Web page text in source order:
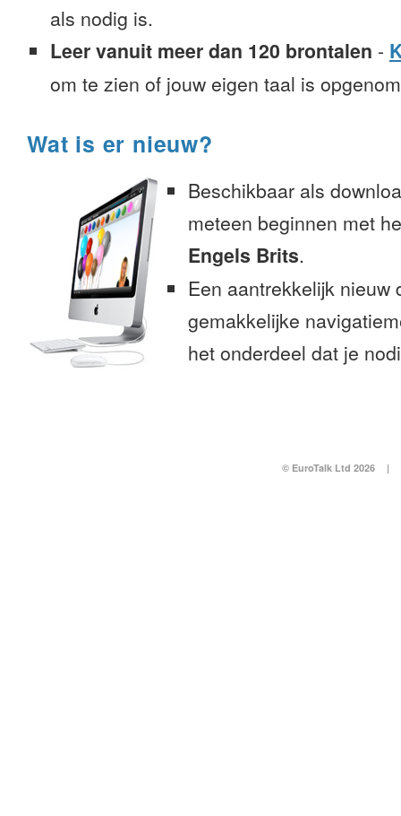
als nodig is.
Leer vanuit meer dan 120 brontalen -
om te zien of jouw eigen taal is
Wat is er nieuw?
Beschikbaar als
meteen beginnen met
Engels Brits.
Een aantrekkelijk nieuw
gemakkelijke
het onderdeel dat je
© EuroTalk Ltd 2026 |